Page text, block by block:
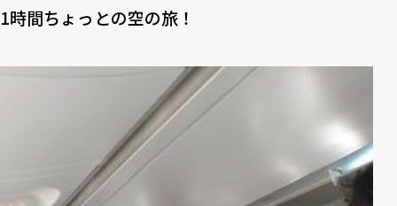
1時間ちょっとの空の旅！